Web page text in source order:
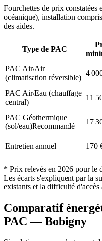
Fourchettes de prix constatées
océanique), installation
des aides.
Type de PAC
PAC Air/Air
(climatisation réversible)
4
PAC Air/Eau (chauffage
central)
11
PAC Géothermique
(sol/eau)Recommandé
17
Entretien annuel
170
* Prix relevés en 2026 pour le
Les écarts s'expliquent par la
existants et la difficulté d'accès
Comparatif
PAC —Bobigny